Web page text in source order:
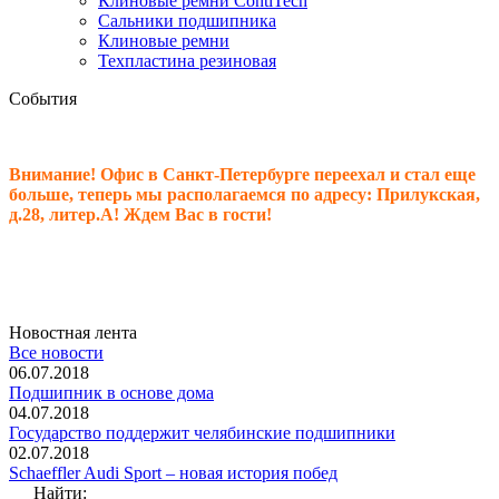
Сальники подшипника
Клиновые ремни
Техпластина резиновая
События
Внимание! Офис в Санкт-Петербурге переехал и стал еще
больше, теперь мы располагаемся по адресу: Прилукская,
д.28, литер.А! Ждем Вас в гости!
Новостная лента
Все новости
06.07.2018
Подшипник в основе дома
04.07.2018
Государство поддержит челябинские подшипники
02.07.2018
Schaeffler Audi Sport – новая история побед
Найти: